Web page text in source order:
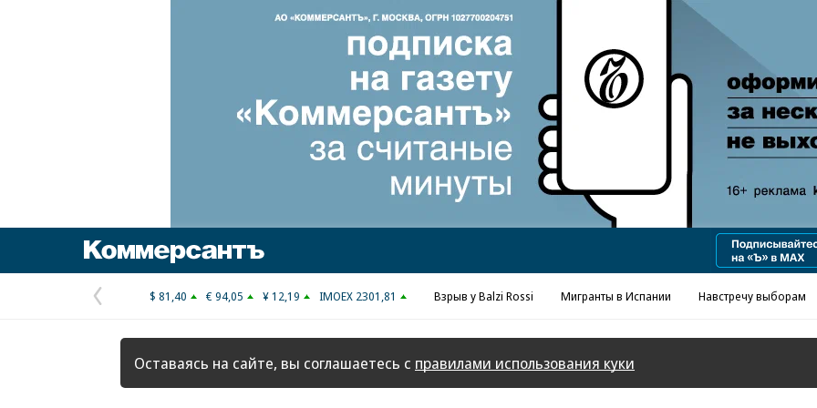
Реклама в «Ъ» www.kommersant.ru/ad
Предыдущая
страница
$ 81,40 € 94,05 ¥ 12,19 IMOEX 2301,81 Взрыв у Balzi Rossi Мигранты в Испании Навстречу выборам
Оставаясь на сайте, вы соглашаетесь с правилами использования куки